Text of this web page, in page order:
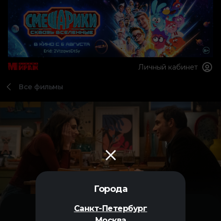
Города
Санкт-Петербург
Личный кабинет
Все фильмы